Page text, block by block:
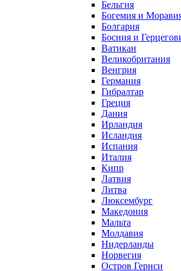
Бельгия
Богемия и
Болгария
Босния и
Ватикан
Великобритания
Венгрия
Германия
Гибралтар
Греция
Дания
Ирландия
Исландия
Испания
Италия
Кипр
Латвия
Литва
Люксембург
Македония
Мальта
Молдавия
Нидерланды
Норвегия
Остров Гернси